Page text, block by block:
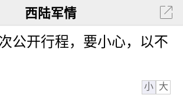
西陆军情
公开行程，要小心，以不
小 大